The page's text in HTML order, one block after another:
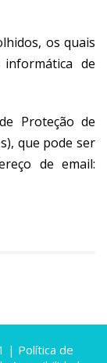
os quais
de
Proteção de
que pode ser
de email:
| Política de